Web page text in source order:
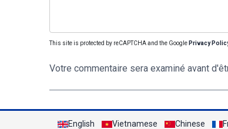
This site is protected by reCAPTCHA and the Google Privacy
Votre commentaire sera examiné avant
English Vietnamese Chinese